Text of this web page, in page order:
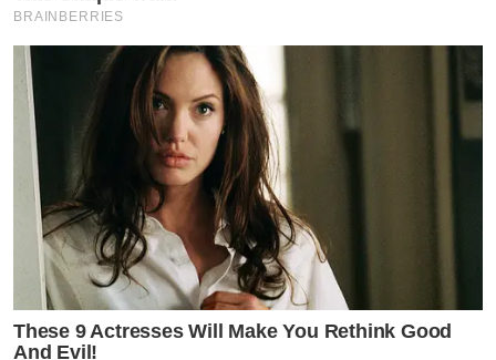
BRAINBERRIES
These 9 Actresses Will Make You Rethink Good
And Evil!